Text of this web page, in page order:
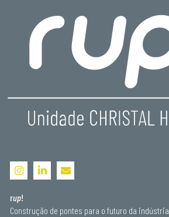
rup!
Construção de pontes para o futuro da indústria